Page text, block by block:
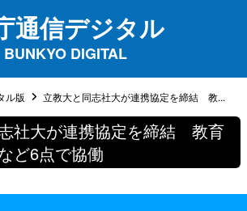
通信デジタル
BUNKYO DIGITAL
ル版 立教大と同志社大が連携協定を締結 教...
社大が連携協定を締結 教育
ど6点で協働